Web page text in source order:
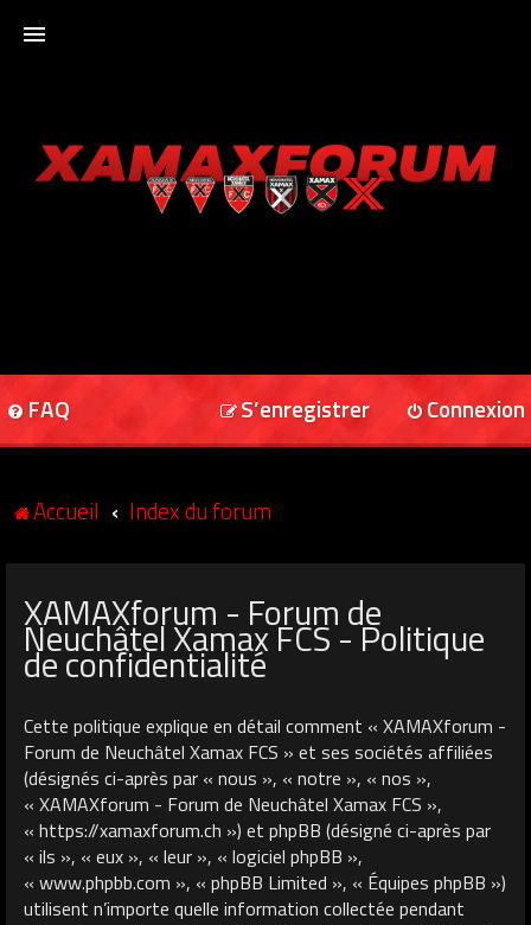
XAMAXFORUM
FAQ Connexion
S’enregistrer
Accueil Index du forum
XAMAXforum - Forum de
Neuchâtel Xamax FCS - Politique
de confidentialité
Cette politique explique en détail comment « XAMAXforum -
Forum de Neuchâtel Xamax FCS » et ses sociétés affiliées
(désignés ci-après par « nous », « notre », « nos »,
« XAMAXforum - Forum de Neuchâtel Xamax FCS »,
« https://xamaxforum.ch ») et phpBB (désigné ci-après par
« ils », « eux », « leur », « logiciel phpBB »,
« www.phpbb.com », « phpBB Limited », « Équipes phpBB »)
utilisent n’importe quelle information collectée pendant